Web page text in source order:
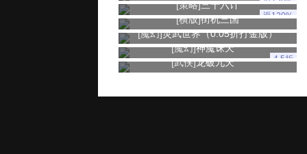
[策略]三十六计
返120%
[横版]街机三国
[魔幻]灵武世界（0.05折打金版）
[魔幻]神魔诛天
4.5折
[武侠]龙破九天